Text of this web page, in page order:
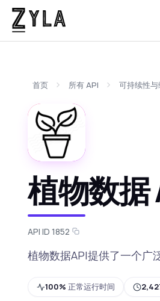
首页 所有 API 可持续性
植物数据
API ID 1852
植物数据API提供了一个广
100% 正常运行时间